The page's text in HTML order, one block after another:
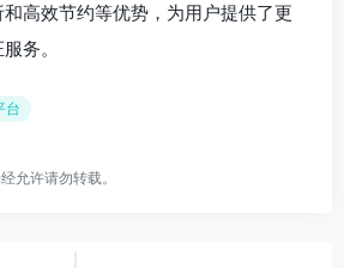
高效节约等优势，为用户提供了更
务。
台
允许请勿转载。